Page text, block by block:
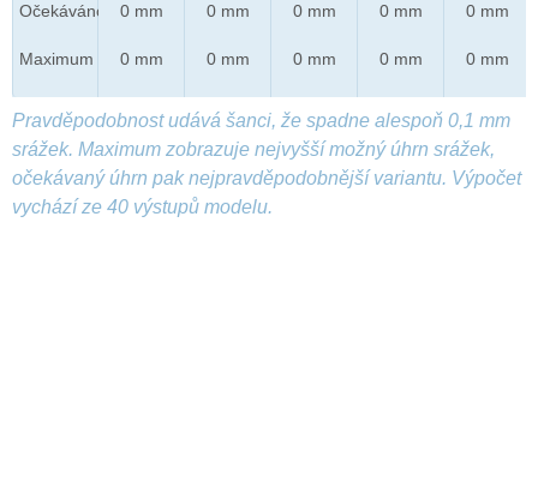
Očekáváno
Maximum
0 mm
0 mm
0 mm
0 mm
0 mm
0 mm
0 mm
0 mm
0 mm
0 mm
Pravděpodobnost udává šanci, že spadne alespoň 0,1 mm
srážek. Maximum zobrazuje nejvyšší možný úhrn srážek,
očekávaný úhrn pak nejpravděpodobnější variantu. Výpočet
vychází ze 40 výstupů modelu.